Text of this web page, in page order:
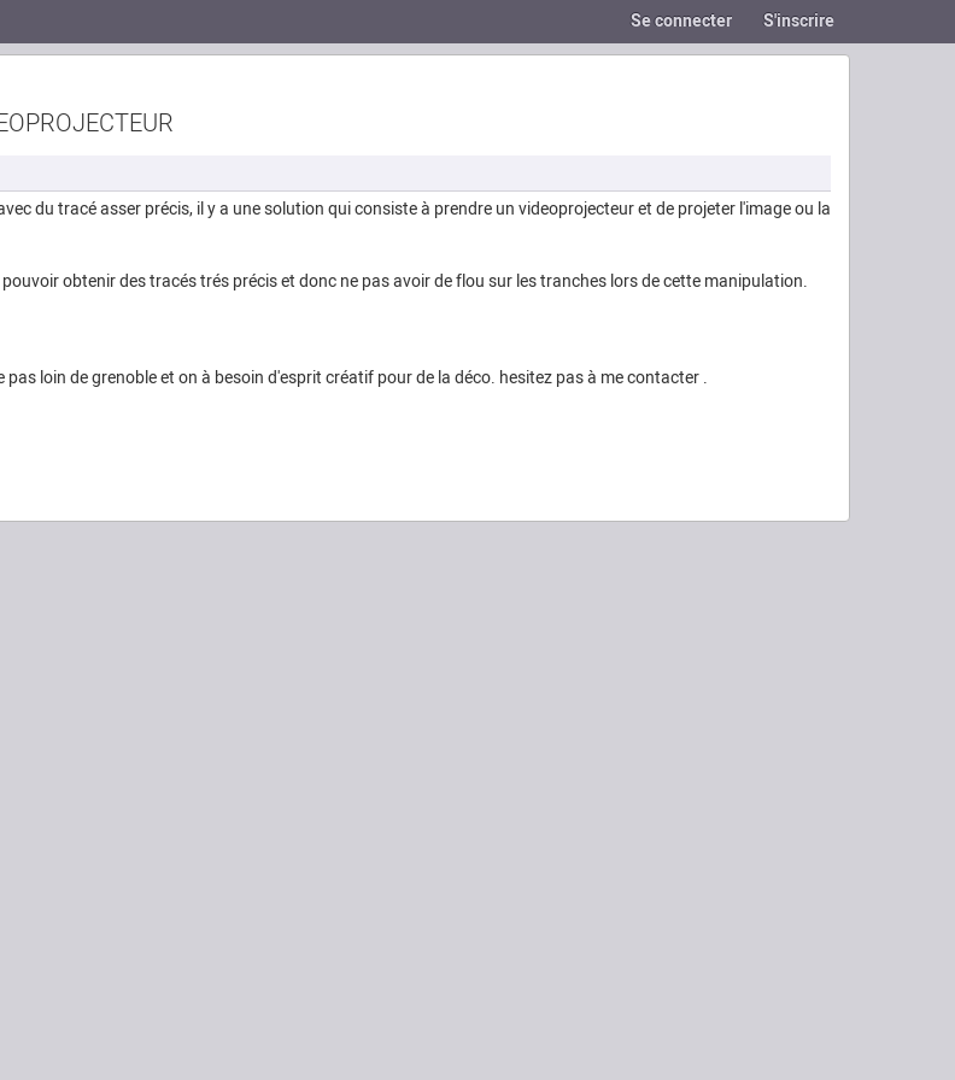
Se connecter S'inscrire
du tracé asser précis, il y a une solution qui consiste à prendre un videoprojecteur et de projeter l'image ou la
obtenir des tracés trés précis et donc ne pas avoir de flou sur les tranches lors de cette manipulation.
loin de grenoble et on à besoin d'esprit créatif pour de la déco. hesitez pas à me contacter .